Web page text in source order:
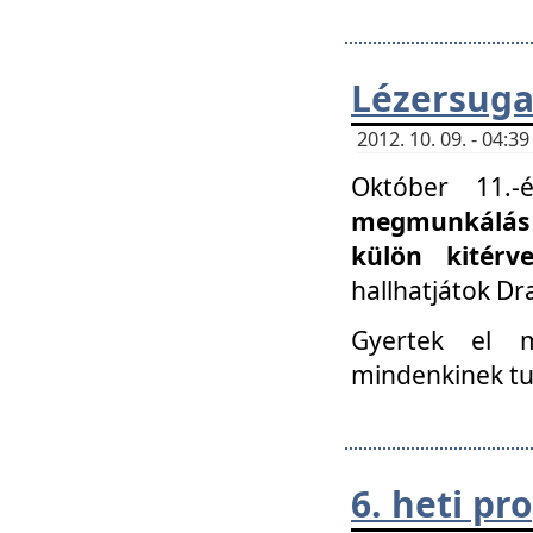
2012. 10. 09. -
Október
külön
hallhatjátok
Gyertek el
mindenkinek
6. heti